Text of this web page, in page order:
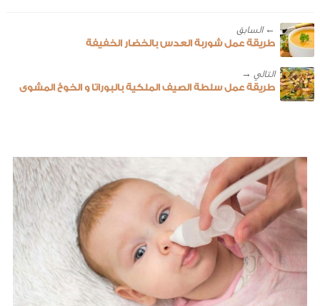
← ‎السابق
طريقة عمل شوربة العدس بالخضار الخفيفة
طريقة عمل سلطة الصيف الملكية بالبوراتا و الخوخ المشوى